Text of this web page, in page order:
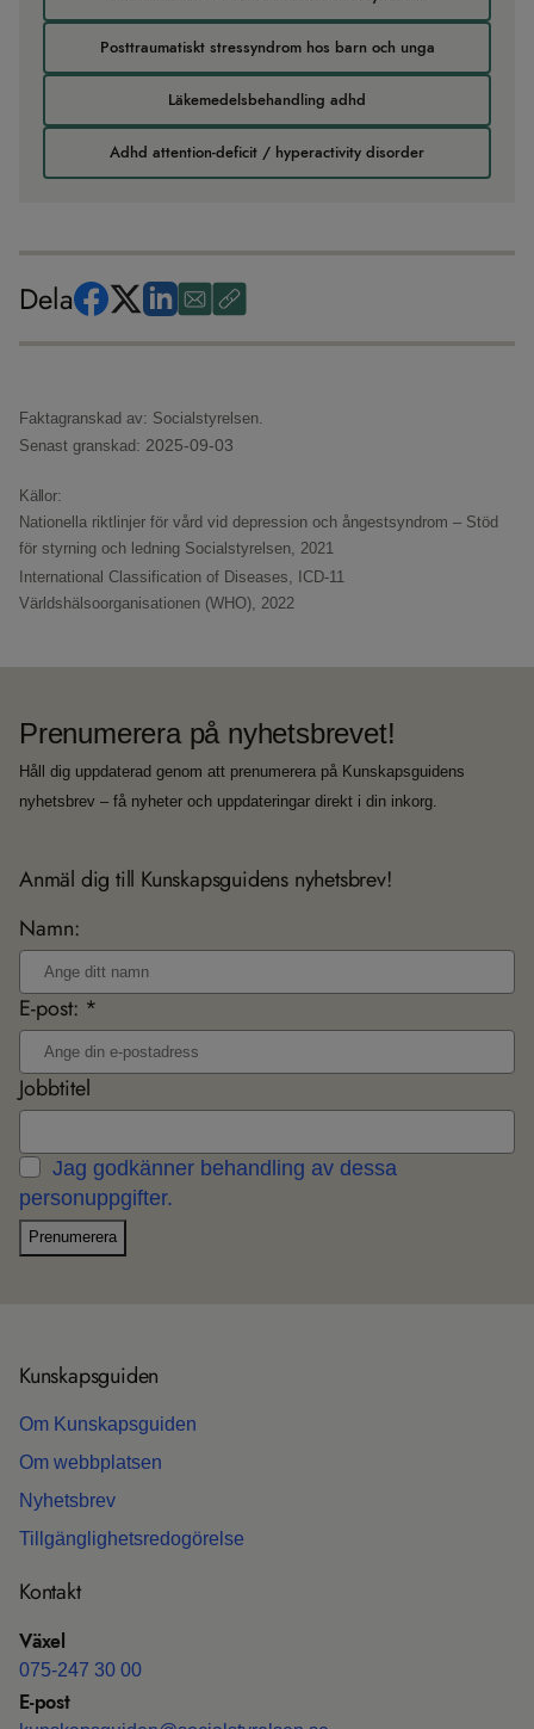
Posttraumatiskt stressyndrom hos barn och unga
Läkemedelsbehandling adhd
Adhd attention-deficit / hyperactivity disorder
Dela
Faktagranskad av: Socialstyrelsen.
Senast granskad: 2025-09-03
Källor:
Nationella riktlinjer för vård vid depression och ångestsyndrom – Stöd
för styrning och ledning Socialstyrelsen, 2021
International Classification of Diseases, ICD-11
Världshälsoorganisationen (WHO), 2022
Prenumerera på nyhetsbrevet!
Håll dig uppdaterad genom att prenumerera på Kunskapsguidens
nyhetsbrev – få nyheter och uppdateringar direkt i din inkorg.
Anmäl dig till Kunskapsguidens nyhetsbrev!
Namn:
E-post: *
Jobbtitel
Jag godkänner behandling av dessa
personuppgifter.
Prenumerera
Kun­skaps­gui­den
Om Kun­skaps­gui­den
Om webb­plat­sen
Nyhets­b­rev
Till­gäng­lig­hets­re­do­gö­relse
Kon­takt
Växel
075-247 30 00
E-post